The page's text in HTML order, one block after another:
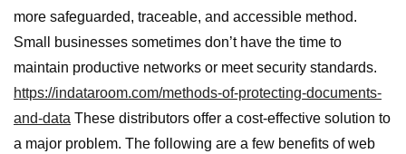
more safeguarded, traceable, and accessible method.
Small businesses sometimes don’t have the time to
maintain productive networks or meet security standards.
https://indataroom.com/methods-of-protecting-documents-
and-data These distributors offer a cost-effective solution to
a major problem. The following are a few benefits of web